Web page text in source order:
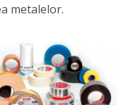
metalelor.